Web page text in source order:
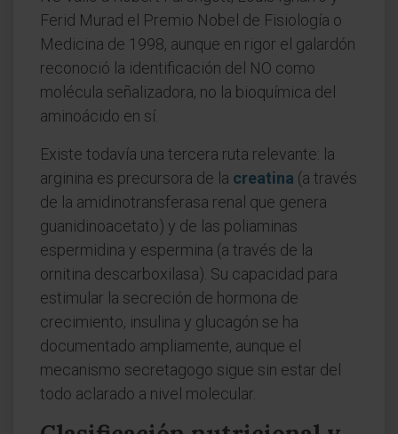
Ferid Murad el Premio Nobel de Fisiología o
Medicina de 1998, aunque en rigor el galardón
reconoció la identificación del NO como
molécula señalizadora, no la bioquímica del
aminoácido en sí.
Existe todavía una tercera ruta relevante: la
arginina es precursora de la creatina (a través
de la amidinotransferasa renal que genera
guanidinoacetato) y de las poliaminas
espermidina y espermina (a través de la
ornitina descarboxilasa). Su capacidad para
estimular la secreción de hormona de
crecimiento, insulina y glucagón se ha
documentado ampliamente, aunque el
mecanismo secretagogo sigue sin estar del
todo aclarado a nivel molecular.